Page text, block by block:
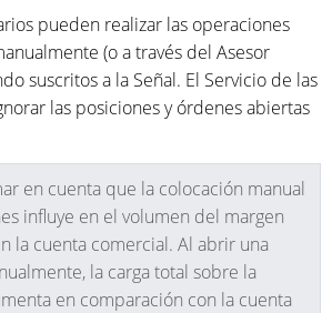
pueden realizar las operaciones
(o a través del Asesor
suscritos a la Señal. El Servicio de las
las posiciones y órdenes abiertas
en cuenta que la colocación manual
influye en el volumen del margen
la cuenta comercial. Al abrir una
la carga total sobre la
en comparación con la cuenta